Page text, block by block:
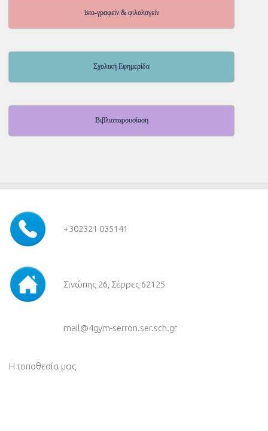
isto-γραφείν & φιλολογείν
Σχολική Εφημερίδα
Βιβλιοπαρουσίαση
+302321 035141
Σινώπης 26, Σέρρες 62125
mail@4gym-serron.ser.sch.gr
Η τοποθεσία μας